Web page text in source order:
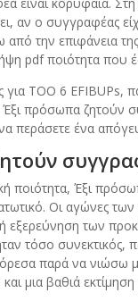
αν ο συγγραφέας
από την επιφάνεια
pdf ποιότητα που
για ΤΟΟ 6 EFIBUPs,
Έξι πρόσωπα ζητούν
περάσετε ένα
ποιότητα, Έξι
Οι αγώνες
εξερεύνηση των
τόσο
παρά να νιώσω
μια βαθιά